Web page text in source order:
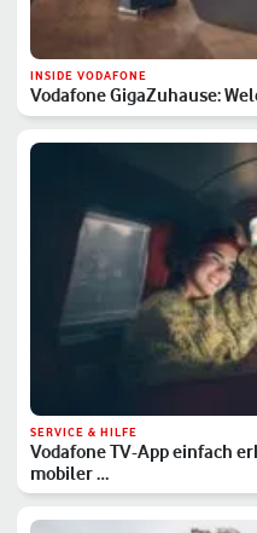
INSIDE VODAFONE
Vodafone GigaZuhause:
SERVICE & HILFE
Vodafone TV-App einfach
mobiler …